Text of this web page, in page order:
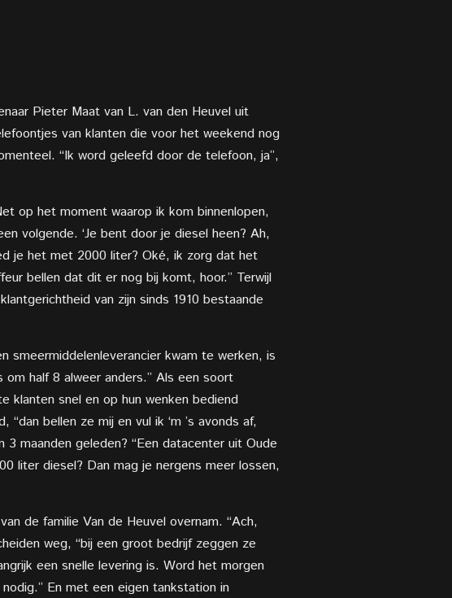
Pieter Maat van L. van den Heuvel uit
van klanten die voor het weekend nog
“Ik word geleefd door de telefoon, ja”,
op het moment waarop ik kom binnenlopen,
volgende. ‘Je bent door je diesel heen? Ah,
je het met 2000 liter? Oké, ik zorg dat het
bellen dat dit er nog bij komt, hoor.” Terwijl
van zijn sinds 1910 bestaande
smeermiddelenleverancier kwam te werken, is
half 8 alweer anders.” Als een soort
klanten snel en op hun wenken bediend
bellen ze mij en vul ik ‘m ’s avonds af,
maanden geleden? “Een datacenter uit Oude
liter diesel? Dan mag je nergens meer lossen,
de familie Van de Heuvel overnam. “Ach,
weg, “bij een groot bedrijf zeggen ze
een snelle levering is. Word het morgen
En met een eigen tankstation in